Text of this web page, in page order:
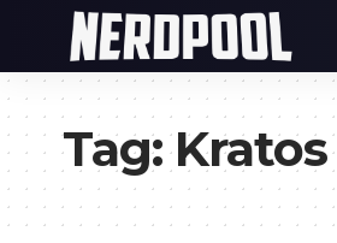
Tag:Kratos